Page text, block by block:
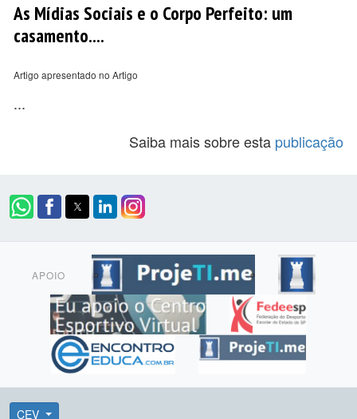
As Mídias Sociais e o Corpo Perfeito: um
casamento....
Artigo apresentado no Artigo
...
Saiba mais sobre esta publicação
APOIO
CEV